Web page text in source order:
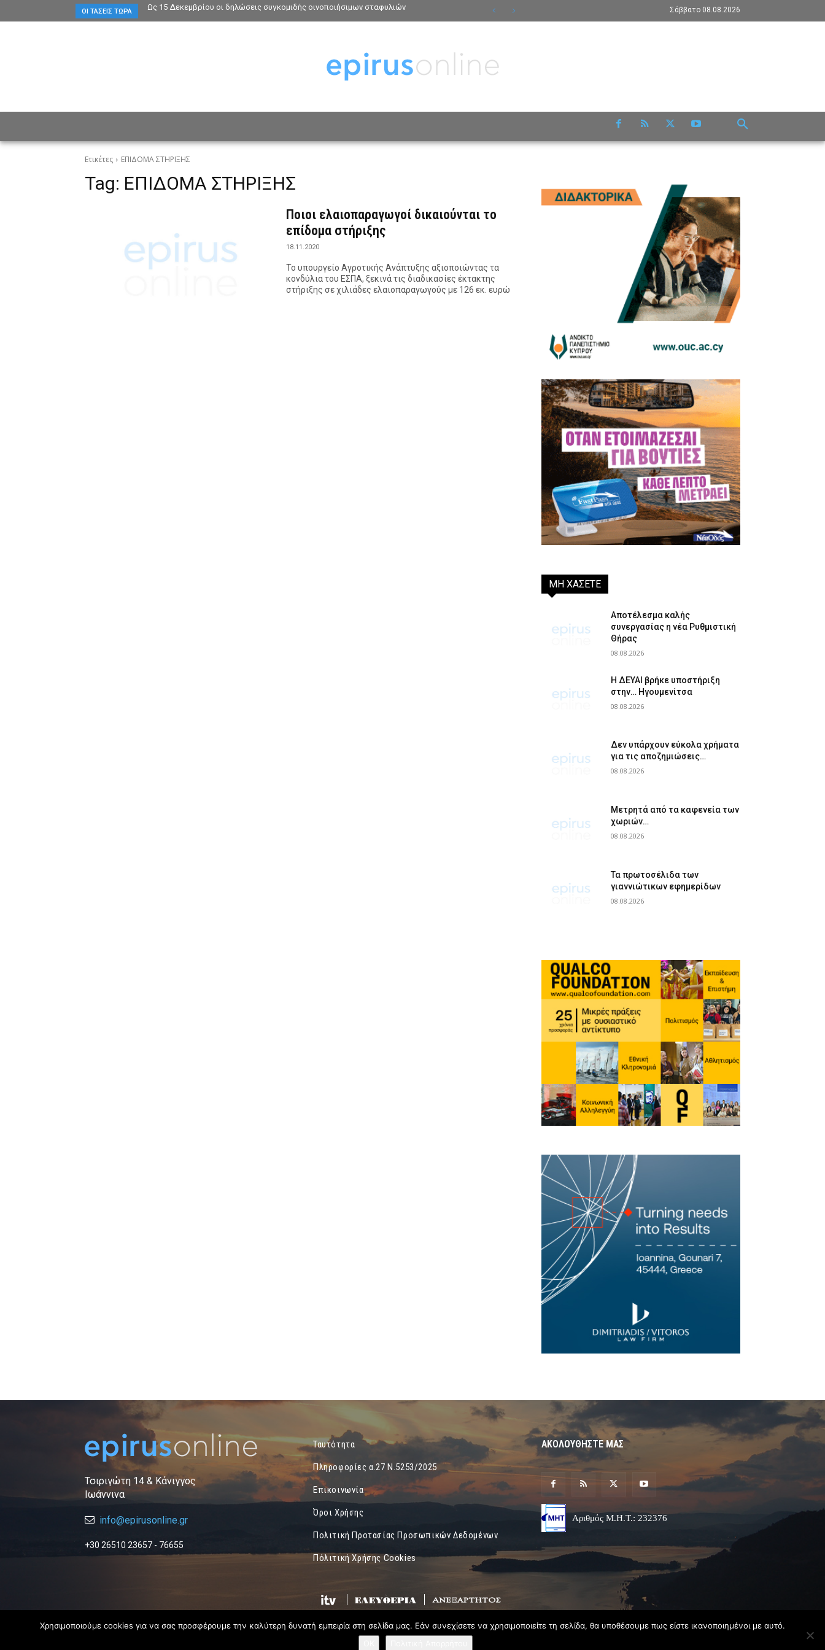
ΟΙ ΤΆΣΕΙΣ ΤΏΡΑ Ως 15 Δεκεμβρίου οι δηλώσεις συγκομιδής οινοποιήσιμων σταφυλιών Σάββατο 08.08.2026
Ετικέτες ΕΠΙΔΟΜΑ ΣΤΗΡΙΞΗΣ
Tag: ΕΠΙΔΟΜΑ ΣΤΗΡΙΞΗΣ
Ποιοι ελαιοπαραγωγοί δικαιούνται το
επίδομα στήριξης
18.11.2020
Το υπουργείο Αγροτικής Ανάπτυξης αξιοποιώντας τα
κονδύλια του ΕΣΠΑ, ξεκινά τις διαδικασίες έκτακτης
στήριξης σε χιλιάδες ελαιοπαραγωγούς με 126 εκ. ευρώ
ΜΗ ΧΑΣΕΤΕ
Αποτέλεσμα καλής
συνεργασίας η νέα Ρυθμιστική
Θήρας
08.08.2026
Η ΔΕΥΑΙ βρήκε υποστήριξη
στην… Ηγουμενίτσα
08.08.2026
Δεν υπάρχουν εύκολα χρήματα
για τις αποζημιώσεις…
08.08.2026
Μετρητά από τα καφενεία των
χωριών…
08.08.2026
Τα πρωτοσέλιδα των
γιαννιώτικων εφημερίδων
08.08.2026
Τσιριγώτη 14 & Κάνιγγος
Ιωάννινα
info@epirusonline.gr
+30 26510 23657 - 76655
Ταυτότητα
Πληροφορίες α.27 Ν.5253/2025
Επικοινωνία
Όροι Χρήσης
Πολιτική Προτασίας Προσωπικών Δεδομένων
Πόλιτική Χρήσης Cookies
ΑΚΟΛΟΥΘΗΣΤΕ ΜΑΣ
Αριθμός Μ.Η.Τ.: 232376
Χρησιμοποιούμε cookies για να σας προσφέρουμε την καλύτερη δυνατή εμπειρία στη σελίδα μας. Εάν συνεχίσετε να χρησιμοποιείτε τη σελίδα, θα υποθέσουμε πως είστε ικανοποιημένοι με αυτό.